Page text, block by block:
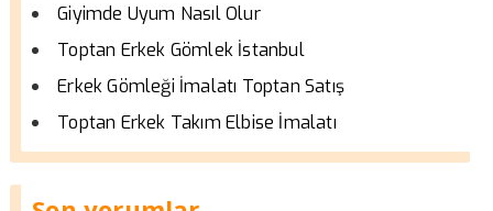
Giyimde Uyum Nasıl Olur
Toptan Erkek Gömlek İstanbul
Erkek Gömleği İmalatı Toptan Satış
Toptan Erkek Takım Elbise İmalatı